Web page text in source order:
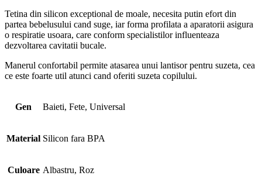
Tetina din silicon exceptional de moale, necesita putin efort din
partea bebelusului cand suge, iar forma profilata a aparatorii asigura
o respiratie usoara, care conform specialistilor influenteaza
dezvoltarea cavitatii bucale.
Manerul confortabil permite atasarea unui lantisor pentru suzeta, cea
ce este foarte util atunci cand oferiti suzeta copilului.
Gen Baieti, Fete, Universal
Material Silicon fara BPA
Culoare Albastru, Roz